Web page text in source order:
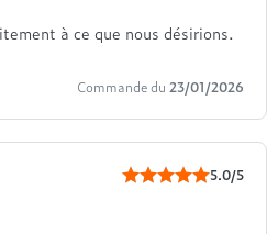
à ce que nous désirions.
Commande du 23/01/2026
5.0/5